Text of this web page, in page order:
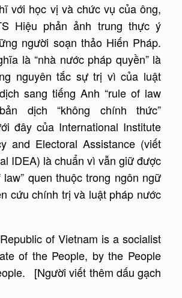
với học vị và chức vụ của ông,
Hiệu phản ảnh trung thực ý
người soạn thảo Hiến Pháp.
là “nhà nước pháp quyền” là
nguyên tắc sự trị vì của luật
sang tiếng Anh “rule of law
dịch “không chính thức”
đây của International Institute
and Electoral Assistance (viết
IDEA) là chuẩn vì vẫn giữ được
law” quen thuộc trong ngôn ngữ
cứu chính trị và luật pháp nước
of Vietnam is a socialist
of the People, by the People
[Người viết thêm dấu gạch